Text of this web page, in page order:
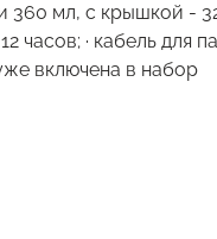
мл, с крышкой -
часов; · кабель для
включена в набор